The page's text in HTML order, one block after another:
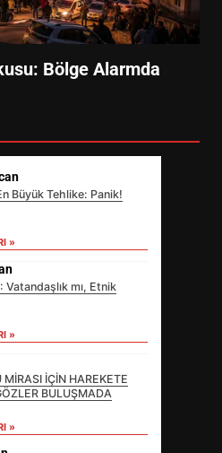
Bölge Alarmda
Büyük Tehlike: Panik!
»
Vatandaşlık mı, Etnik
»
MİRASI İÇİN HAREKETE
BULUŞMADA
»
NE